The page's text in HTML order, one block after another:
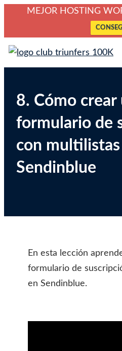
MEJOR HOSTING
Saltar
Club Triunfers
Club de Emprendedores
8. Cómo crear
formulario de
con multilistas
Sendinblue
En esta lección
formulario de
en Sendinblue.